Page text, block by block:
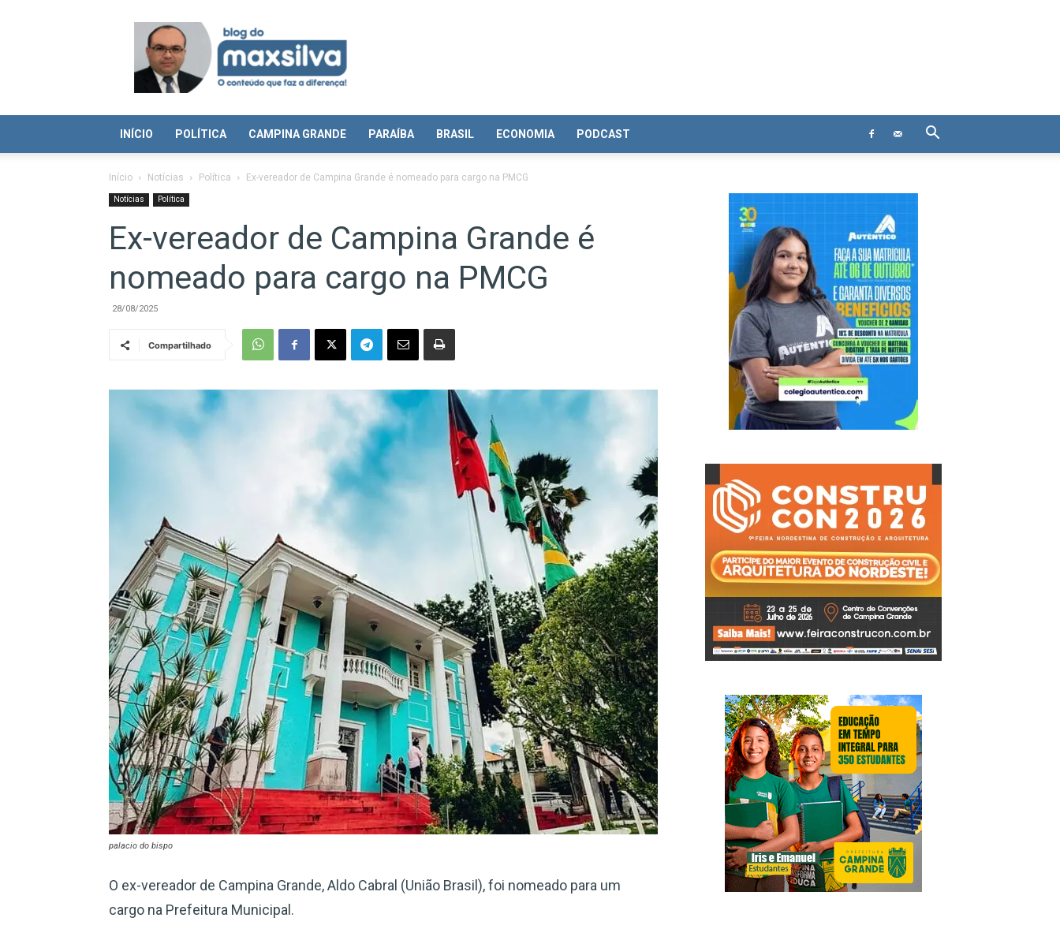
Blog
Max
Silva
INÍCIO POLÍTICA CAMPINA GRANDE PARAÍBA BRASIL ECONOMIA PODCAST
Início Notícias Política Ex-vereador de Campina Grande é nomeado para cargo na PMCG
Notícias Política
Ex-vereador de Campina Grande é
nomeado para cargo na PMCG
28/08/2025
Compartilhado
palacio do bispo
O ex-vereador de Campina Grande, Aldo Cabral (União Brasil), foi nomeado para um
cargo na Prefeitura Municipal.